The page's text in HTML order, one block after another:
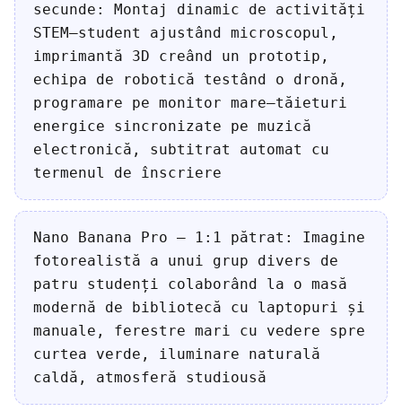
secunde: Montaj dinamic de activități
STEM—student ajustând microscopul,
imprimantă 3D creând un prototip,
echipa de robotică testând o dronă,
programare pe monitor mare—tăieturi
energice sincronizate pe muzică
electronică, subtitrat automat cu
termenul de înscriere
Nano Banana Pro — 1:1 pătrat: Imagine
fotorealistă a unui grup divers de
patru studenți colaborând la o masă
modernă de bibliotecă cu laptopuri și
manuale, ferestre mari cu vedere spre
curtea verde, iluminare naturală
caldă, atmosferă studiousă